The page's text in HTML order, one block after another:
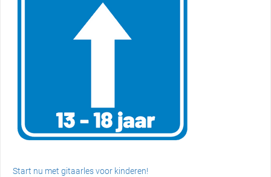
Start nu met gitaarles voor kinderen!